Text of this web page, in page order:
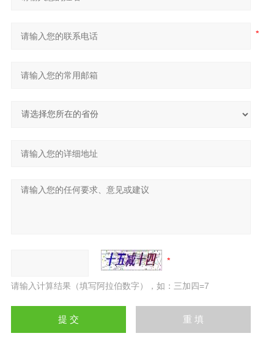
请输入计算结果（填写阿拉伯数字），如：三加四=7